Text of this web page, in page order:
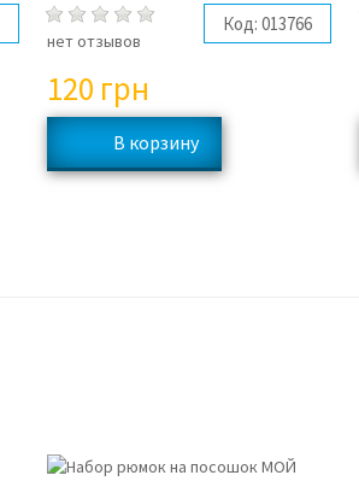
нет отзывов
Код: 013766
120 грн